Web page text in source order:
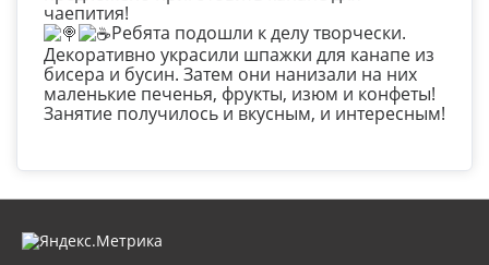
чаепития!
Ребята подошли к делу творчески.
Декоративно украсили шпажки для канапе из
бисера и бусин. Затем они нанизали на них
маленькие печенья, фрукты, изюм и конфеты!
Занятие получилось и вкусным, и интересным!